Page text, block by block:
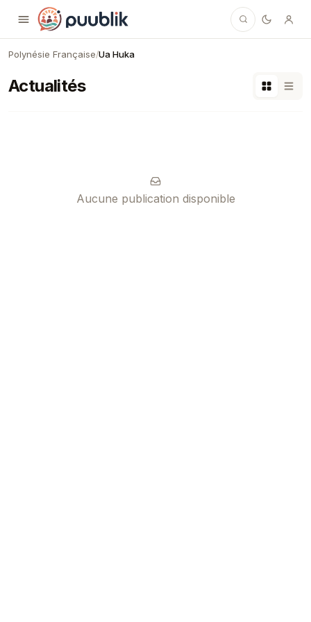
Puublik
Polynésie Française/Ua Huka
Actualités
Aucune publication disponible